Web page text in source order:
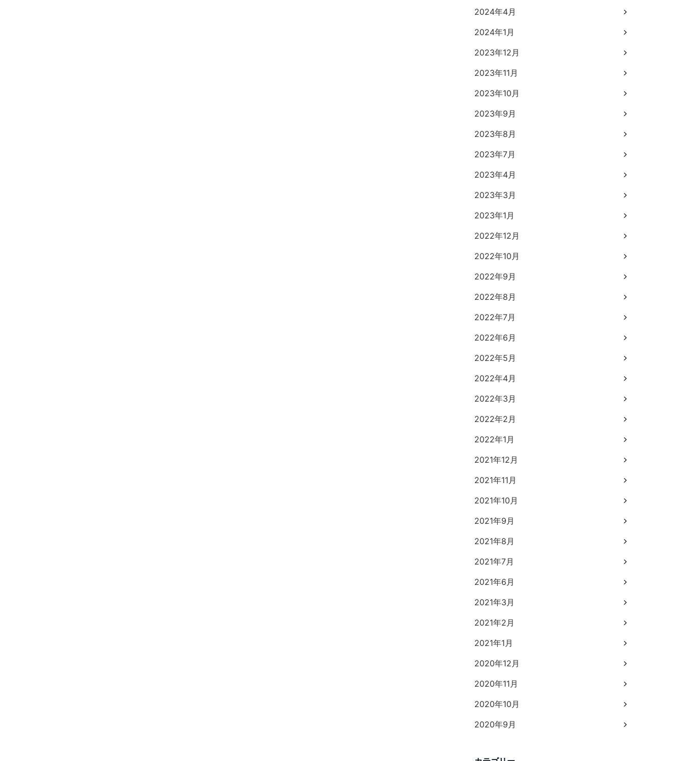
2024年4月
2024年1月
2023年12月
2023年11月
2023年10月
2023年9月
2023年8月
2023年7月
2023年4月
2023年3月
2023年1月
2022年12月
2022年10月
2022年9月
2022年8月
2022年7月
2022年6月
2022年5月
2022年4月
2022年3月
2022年2月
2022年1月
2021年12月
2021年11月
2021年10月
2021年9月
2021年8月
2021年7月
2021年6月
2021年3月
2021年2月
2021年1月
2020年12月
2020年11月
2020年10月
2020年9月